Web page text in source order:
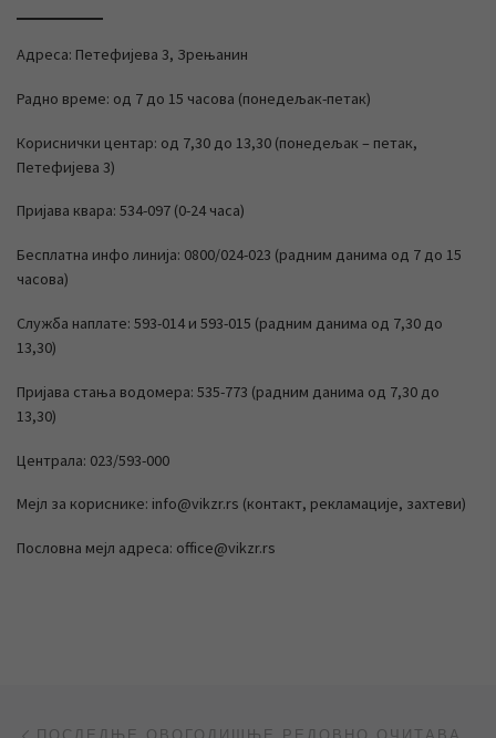
Адреса: Петефијева 3, Зрењанин
Радно време: од 7 до 15 часова (понедељак-петак)
Кориснички центар: од 7,30 до 13,30 (понедељак – петак,
Петефијева 3)
Пријава квара: 534-097 (0-24 часа)
Бесплатна инфо линија: 0800/024-023 (радним данима од 7 до 15
часова)
Служба наплате: 593-014 и 593-015 (радним данима од 7,30 до
13,30)
Пријава стања водомера: 535-773 (радним данима од 7,30 до
13,30)
Централа: 023/593-000
Мејл за кориснике: info@vikzr.rs (контакт, рекламације, захтеви)
Пословна мејл адреса: office@vikzr.rs
Post navigation